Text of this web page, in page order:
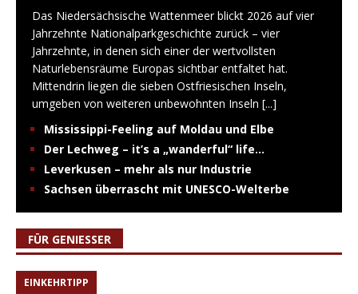
Das Niedersächsische Wattenmeer blickt 2026 auf vier
Jahrzehnte Nationalparkgeschichte zurück – vier
Jahrzehnte, in denen sich einer der wertvollsten
Naturlebensräume Europas sichtbar entfaltet hat.
Mittendrin liegen die sieben Ostfriesischen Inseln,
umgeben von weiteren unbewohnten Inseln [...]
Mississippi-Feeling auf Moldau und Elbe
Der Lechweg – it’s a „wanderful“ life…
Leverkusen – mehr als nur Industrie
Sachsen überrascht mit UNESCO-Welterbe
FÜR GENIESSER
EINKEHRTIPP